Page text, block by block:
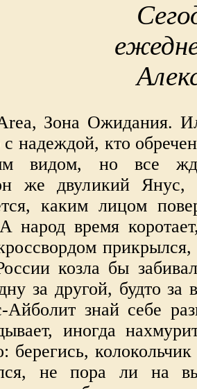
Зона Ожидания.
надеждой, кто
видом, но все
же двуликий
каким лицом
народ время
козла бы
за другой, будто за
Айболит знай себе
иногда
берегись,
не пора ли на